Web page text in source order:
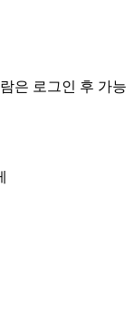
은 로그인 후 가능